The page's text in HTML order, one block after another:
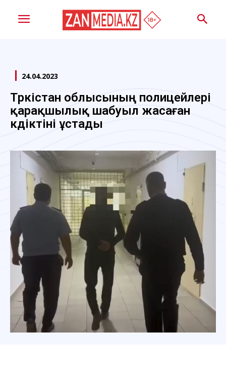
24.04.2023
Түркістан облысының полицейлері
қарақшылық шабуыл жасаған
күдіктіні ұстады